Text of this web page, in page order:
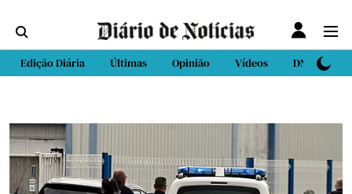
Edição Diária Últimas Opinião Vídeos DN Sport